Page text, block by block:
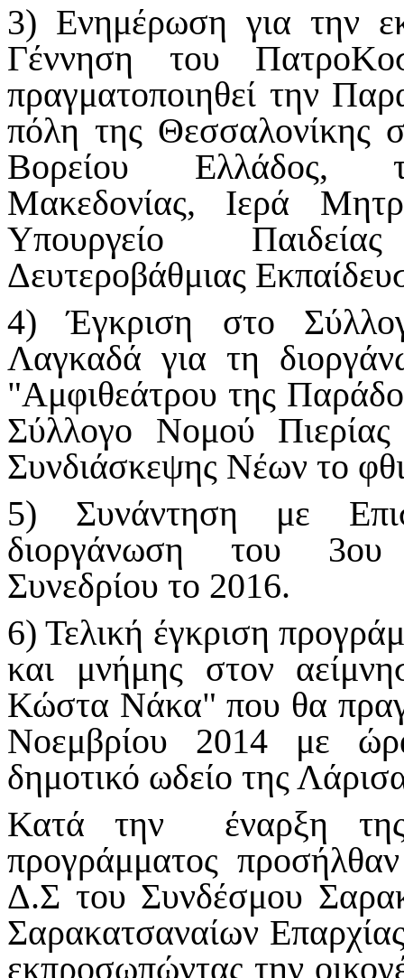
3) Ενημέρωση για την
Γέννηση του
πραγματοποιηθεί την
πόλη της Θεσσαλονίκης
Βορείου Ελλάδος,
Μακεδονίας, Ιερά
Υπουργείο
Δευτεροβάθμιας
4) Έγκριση στο
Λαγκαδά για τη
"Αμφιθεάτρου της
Σύλλογο Νομού
Συνδιάσκεψης Νέων το
5) Συνάντηση με
διοργάνωση του 3ου
Συνεδρίου το 2016.
6) Τελική έγκριση
και μνήμης στον
Κώστα Νάκα" που θα
Νοεμβρίου 2014 με
δημοτικό ωδείο της
Κατά την έναρξη της
προγράμματος
Δ.Σ του Συνδέσμου
Σαρακατσαναίων
εκπροσωπώντας την